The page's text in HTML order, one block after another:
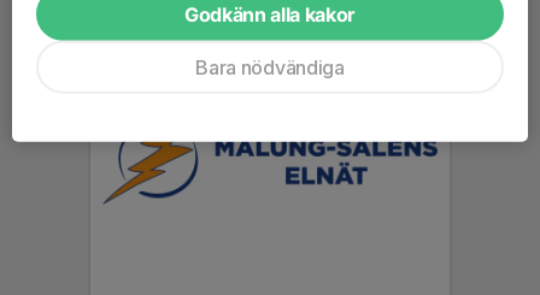
Godkänn alla kakor
Bara nödvändiga